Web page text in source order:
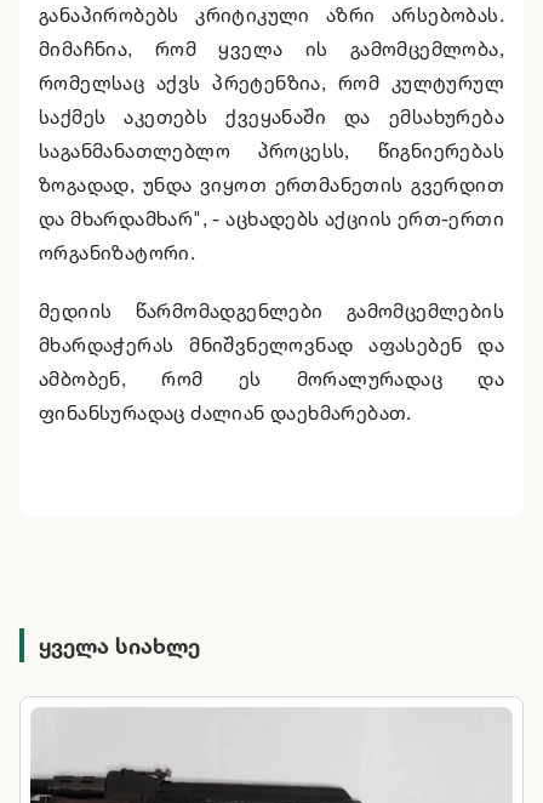
განაპირობებს კრიტიკული აზრი არსებობას.
მიმაჩნია, რომ ყველა ის გამომცემლობა,
რომელსაც აქვს პრეტენზია, რომ კულტურულ
საქმეს აკეთებს ქვეყანაში და ემსახურება
საგანმანათლებლო პროცესს, წიგნიერებას
ზოგადად, უნდა ვიყოთ ერთმანეთის გვერდით
და მხარდამხარ", - აცხადებს აქციის ერთ-ერთი
ორგანიზატორი.
მედიის წარმომადგენლები გამომცემლების
მხარდაჭერას მნიშვნელოვნად აფასებენ და
ამბობენ, რომ ეს მორალურადაც და
ფინანსურადაც ძალიან დაეხმარებათ.
ყველა სიახლე